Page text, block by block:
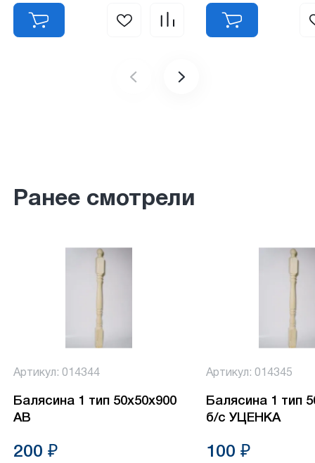
Ранее смотрели
Артикул: 014344
Балясина 1 тип 50х50х900
АВ
200 ₽
Артикул: 014345
Балясина 1 тип
б/с УЦЕНКА
100 ₽